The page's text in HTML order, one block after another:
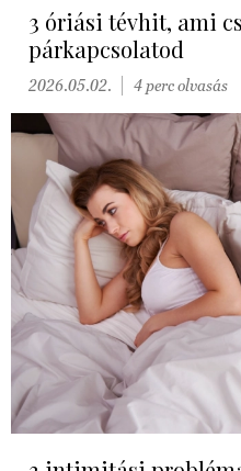
3 óriási tévhit, ami
párkapcsolatod
2026.05.02. 4 perc olvasás